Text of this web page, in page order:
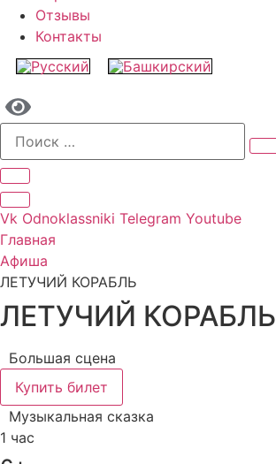
Отзывы
Контакты
Vk Odnoklassniki Telegram Youtube
Главная
Афиша
ЛЕТУЧИЙ КОРАБЛЬ
ЛЕТУЧИЙ КОРАБЛЬ
Большая сцена
Купить билет
Музыкальная сказка
1 час